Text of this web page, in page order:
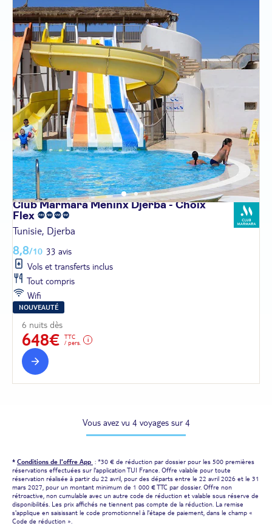
Club Marmara Meninx Djerba - Choix
Flex
Tunisie, Djerba
8,8/10 33 avis
Vols et transferts inclus
Tout compris
Wifi
NOUVEAUTÉ
6 nuits dès
648€
TTC
/ pers.
Vous avez vu 4 voyages sur 4
* Conditions de l'offre App : *30 € de réduction par dossier pour les 500 premières
réservations effectuées sur l'application TUI France. Offre valable pour toute
réservation réalisée à partir du 22 avril, pour des départs entre le 22 avril 2026 et le 31
mars 2027, pour un montant minimum de 1 000 € TTC par dossier. Offre non
rétroactive, non cumulable avec un autre code de réduction et valable sous réserve de
disponibilités. Les prix affichés ne tiennent pas compte de la réduction. La remise
s'applique en saisissant le code promotionnel à l'étape de paiement, dans le champ «
Code de réduction ».